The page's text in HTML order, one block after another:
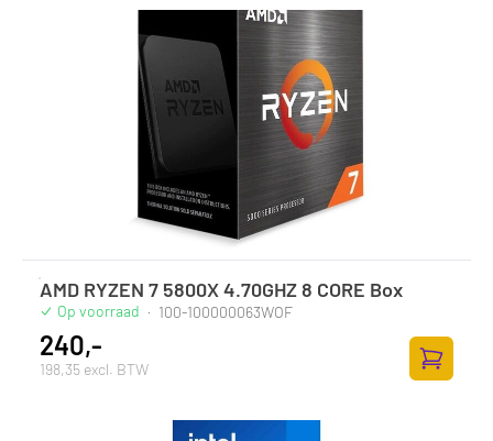
AMD RYZEN 7 5800X 4.70GHZ 8 CORE Box
Op voorraad · 100-100000063WOF
240,-
198,35 excl. BTW
Zum